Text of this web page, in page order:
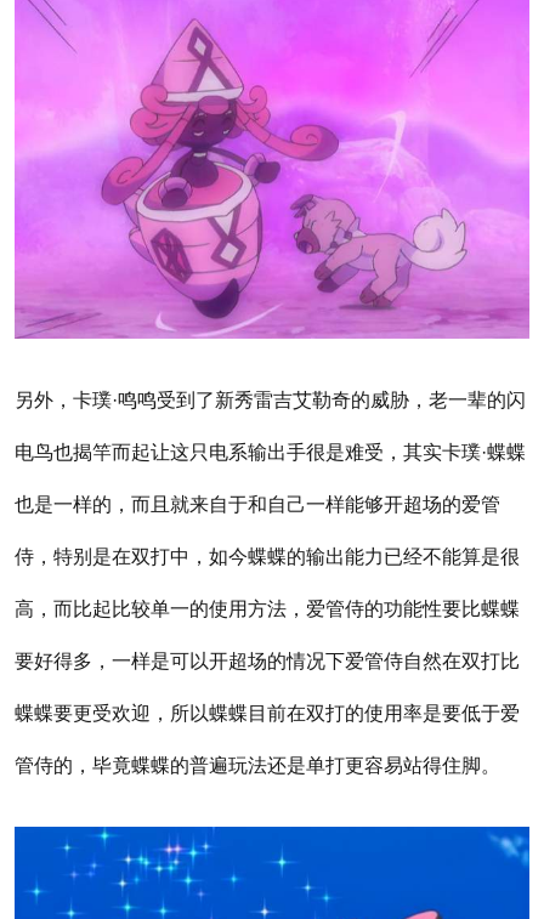
另外，卡璞·鸣鸣受到了新秀雷吉艾勒奇的威胁，老一辈的闪
电鸟也揭竿而起让这只电系输出手很是难受，其实卡璞·蝶蝶
也是一样的，而且就来自于和自己一样能够开超场的爱管
侍，特别是在双打中，如今蝶蝶的输出能力已经不能算是很
高，而比起比较单一的使用方法，爱管侍的功能性要比蝶蝶
要好得多，一样是可以开超场的情况下爱管侍自然在双打比
蝶蝶要更受欢迎，所以蝶蝶目前在双打的使用率是要低于爱
管侍的，毕竟蝶蝶的普遍玩法还是单打更容易站得住脚。